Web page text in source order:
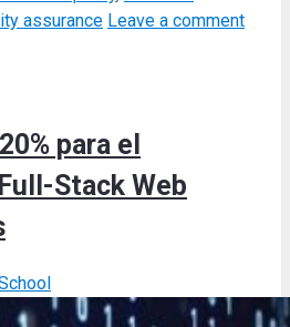
assurance Leave a comment
para el
Stack Web